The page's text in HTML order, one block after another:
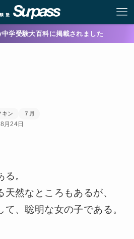
学受験大百科に掲載されました
キン ７月
月24日
。
然なところもあるが、
、聡明な女の子である。